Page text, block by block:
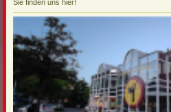
Sie finden uns hier!